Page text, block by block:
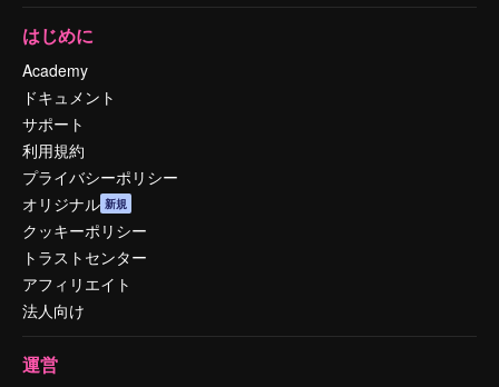
はじめに
Academy
ドキュメント
サポート
利用規約
プライバシーポリシー
オリジナル 新規
クッキーポリシー
トラストセンター
アフィリエイト
法人向け
運営